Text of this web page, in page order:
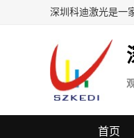
深圳科迪激光是一
首页